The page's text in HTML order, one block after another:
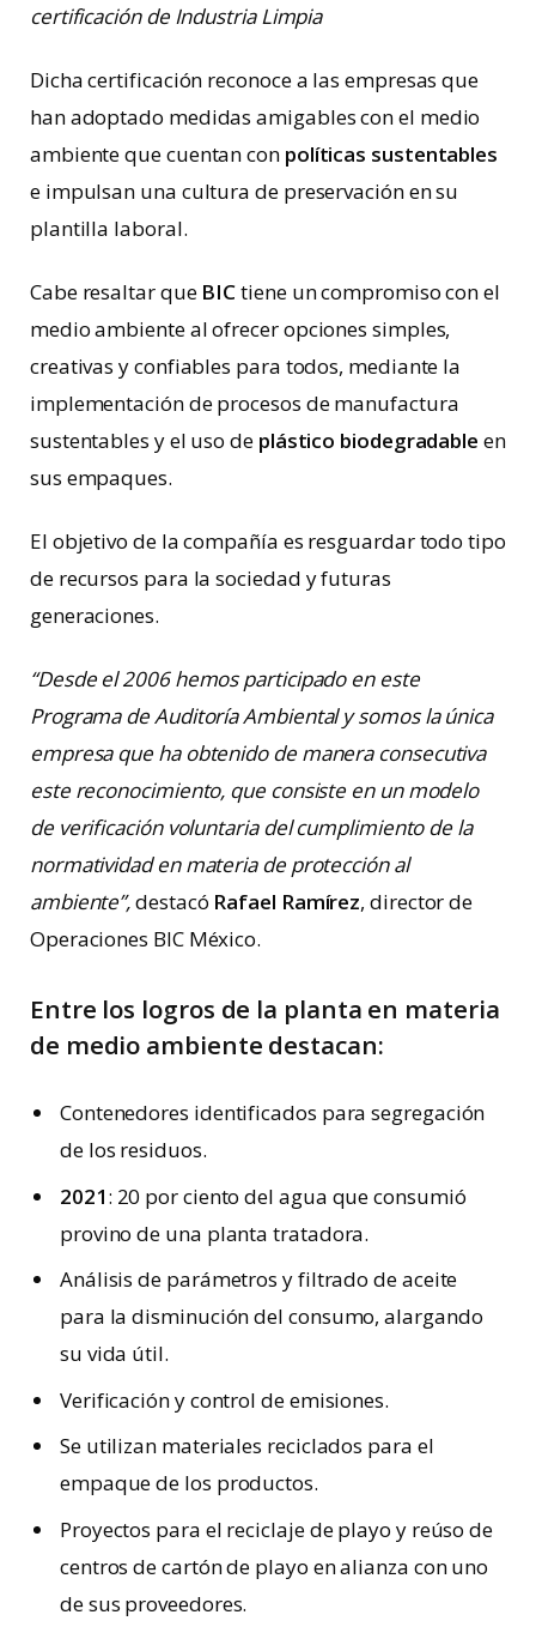
certificación de Industria Limpia
Dicha certificación reconoce a las empresas que
han adoptado medidas amigables con el medio
ambiente que cuentan con políticas sustentables
e impulsan una cultura de preservación en su
plantilla laboral.
Cabe resaltar que BICtiene un compromiso con el
medio ambiente al ofrecer opciones simples,
creativas y confiables para todos, mediante la
implementación de procesos de manufactura
sustentables y el uso de plástico biodegradable en
sus empaques.
El objetivo de la compañía es resguardar todo tipo
de recursos para la sociedad y futuras
generaciones.
“Desde el 2006 hemos participado en este
Programa de Auditoría Ambiental y somos la única
empresa que ha obtenido de manera consecutiva
este reconocimiento, que consiste en un modelo
de verificación voluntaria del cumplimiento de la
normatividad en materia de protección al
ambiente”,destacó Rafael Ramírez, director de
Operaciones BIC México.
Entre los logros de la planta en materia
de medio ambiente destacan:
Contenedores identificados para segregación
de los residuos.
2021: 20 por ciento del agua que consumió
provino de una planta tratadora.
Análisis de parámetros y filtrado de aceite
para la disminución del consumo, alargando
su vida útil.
Verificación y control de emisiones.
Se utilizan materiales reciclados para el
empaque de los productos.
Proyectos para el reciclaje de playo y reúso de
centros de cartón de playo en alianza con uno
de sus proveedores.